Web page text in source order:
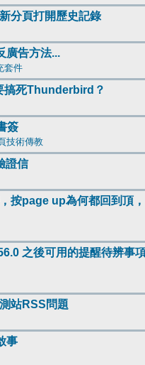
分頁打開歷史記錄
廣告方法...
套件
搞死Thunderbird？
簽
技術傳教
證信
按page up為何都回到頂，
之後可用的提醒待辨事
站RSS問題
事